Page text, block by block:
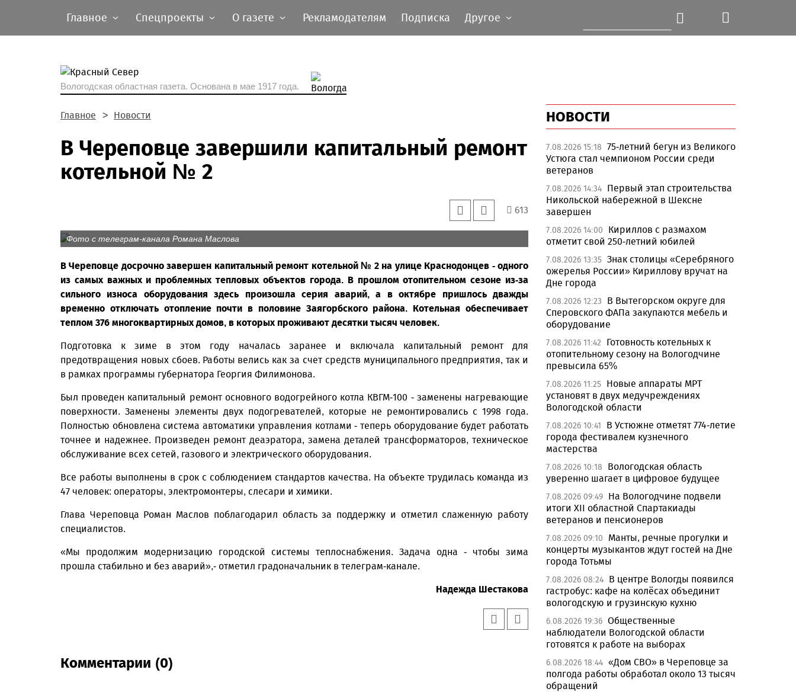
Главное Спецпроекты О газете Рекламодателям Подписка Другое
Вологодская областная газета. Основана в мае 1917 года.
Главное Новости
В Череповце завершили капитальный ремонт
котельной № 2
613
Фото с телеграм-канала Романа Маслова
В Череповце досрочно завершен капитальный ремонт котельной № 2 на улице Краснодонцев - одного
из самых важных и проблемных тепловых объектов города. В прошлом отопительном сезоне из-за
сильного износа оборудования здесь произошла серия аварий, а в октябре пришлось дважды
временно отключать отопление почти в половине Заягорбского района. Котельная обеспечивает
теплом 376 многоквартирных домов, в которых проживают десятки тысяч человек.
Подготовка к зиме в этом году началась заранее и включала капитальный ремонт для
предотвращения новых сбоев. Работы велись как за счет средств муниципального предприятия, так и
в рамках программы губернатора Георгия Филимонова.
Был проведен капитальный ремонт основного водогрейного котла КВГМ-100 - заменены нагревающие
поверхности. Заменены элементы двух подогревателей, которые не ремонтировались с 1998 года.
Полностью обновлена система автоматики управления котлами - теперь оборудование будет работать
точнее и надежнее. Произведен ремонт деаэратора, замена деталей трансформаторов, техническое
обслуживание всех сетей, газового и электрического оборудования.
Все работы выполнены в срок с соблюдением стандартов качества. На объекте трудилась команда из
47 человек: операторы, электромонтеры, слесари и химики.
Глава Череповца Роман Маслов поблагодарил область за поддержку и отметил слаженную работу
специалистов.
«Мы продолжим модернизацию городской системы теплоснабжения. Задача одна - чтобы зима
прошла стабильно и без аварий»,- отметил градоначальник в телеграм-канале.
Надежда Шестакова
Комментарии (0)
НОВОСТИ
7.08.2026 15:18 75-летний бегун из Великого
Устюга стал чемпионом России среди
ветеранов
7.08.2026 14:34 Первый этап строительства
Никольской набережной в Шексне
завершен
7.08.2026 14:00
Кириллов с размахом
отметит свой 250-летний юбилей
7.08.2026 13:35 Знак столицы «Серебряного
ожерелья России» Кириллову вручат на
Дне города
7.08.2026 12:23
В Вытегорском округе для
Сперовского ФАПа закупаются мебель и
оборудование
7.08.2026 11:42
Готовность котельных к
отопительному сезону на Вологодчине
превысила 65%
7.08.2026 11:25 Новые аппараты МРТ
установят в двух медучреждениях
Вологодской области
7.08.2026 10:41
В Устюжне отметят 774-летие
города фестивалем кузнечного
мастерства
7.08.2026 10:18
Вологодская область
уверенно шагает в цифровое будущее
7.08.2026 09:49 На Вологодчине подвели
итоги XII областной Спартакиады
ветеранов и пенсионеров
7.08.2026 09:10
Манты, речные прогулки и
концерты музыкантов ждут гостей на Дне
города Тотьмы
7.08.2026 08:24 В центре Вологды появился
гастробус: кафе на колёсах объединит
вологодскую и грузинскую кухню
6.08.2026 19:36 Общественные
наблюдатели Вологодской области
готовятся к работе на выборах
6.08.2026 18:44 «Дом СВО» в Череповце за
полгода работы обработал около 13 тысяч
обращений